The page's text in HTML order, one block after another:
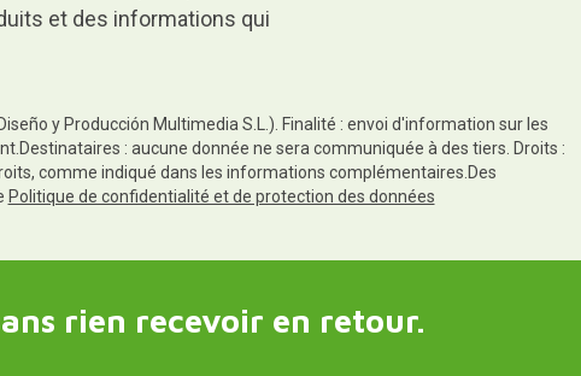
et des informations qui
y Producción Multimedia S.L.). Finalité : envoi d'information sur les
: aucune donnée ne sera communiquée à des tiers. Droits :
comme indiqué dans les informations complémentaires.Des
Politique de confidentialité et de protection des données
rien recevoir en retour.